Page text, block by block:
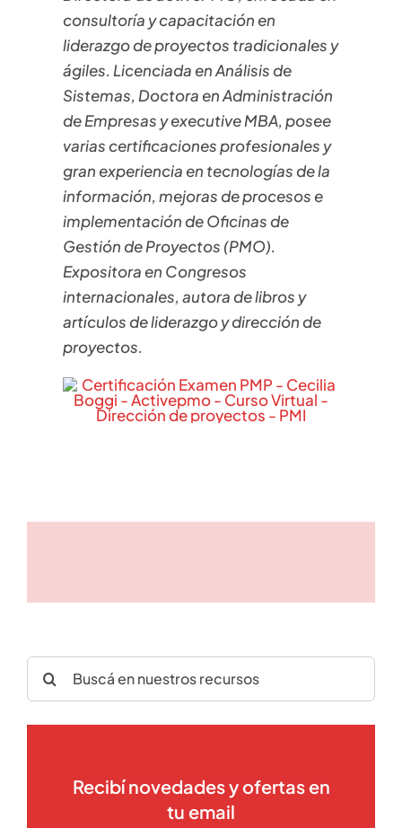
consultoría y capacitación en
liderazgo de proyectos tradicionales y
ágiles. Licenciada en Análisis de
Sistemas, Doctora en Administración
de Empresas y executive MBA, posee
varias certificaciones profesionales y
gran experiencia en tecnologías de la
información, mejoras de procesos e
implementación de Oficinas de
Gestión de Proyectos (PMO).
Expositora en Congresos
internacionales, autora de libros y
artículos de liderazgo y dirección de
proyectos.
Search
for:
Recibí novedades y ofertas en
tu email